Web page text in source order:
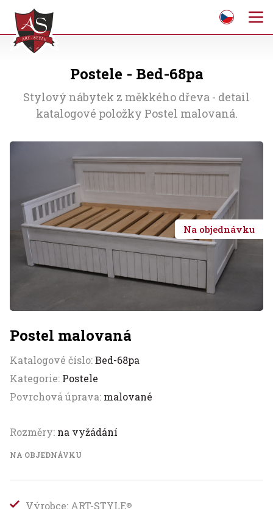
Postele - Bed-68pa
Stylový nábytek z měkkého dřeva - detail
katalogové položky Postel malovaná.
Na objednávku
Postel malovaná
Katalogové číslo:Bed-68pa
Kategorie: Postele
Povrchová úprava: malované
Rozměry: na vyžádání
NA OBJEDNÁVKU
Výrobce: ART-STYLE®